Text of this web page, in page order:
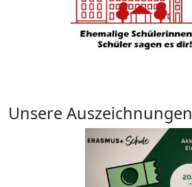
Unsere Auszeichnungen